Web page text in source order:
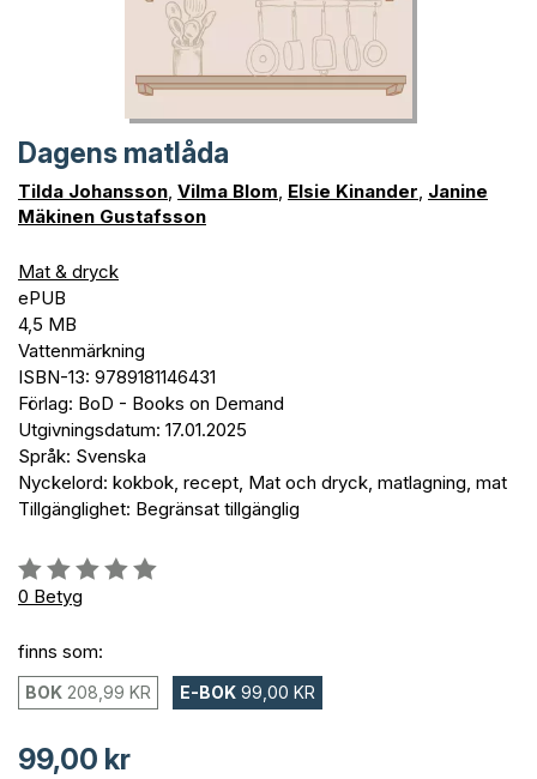
Dagens matlåda
Tilda Johansson Vilma Blom Elsie Kinander Janine
Mäkinen Gustafsson
Mat & dryck
ePUB
4,5 MB
Vattenmärkning
ISBN-13: 9789181146431
Förlag: BoD - Books on Demand
Utgivningsdatum: 17.01.2025
Språk: Svenska
Nyckelord: kokbok, recept, Mat och dryck, matlagning, mat
Tillgänglighet: Begränsat tillgänglig
Betyg::
0%
0 Betyg
finns som:
BOK 208,99 KR E-BOK 99,00 KR
99,00 kr